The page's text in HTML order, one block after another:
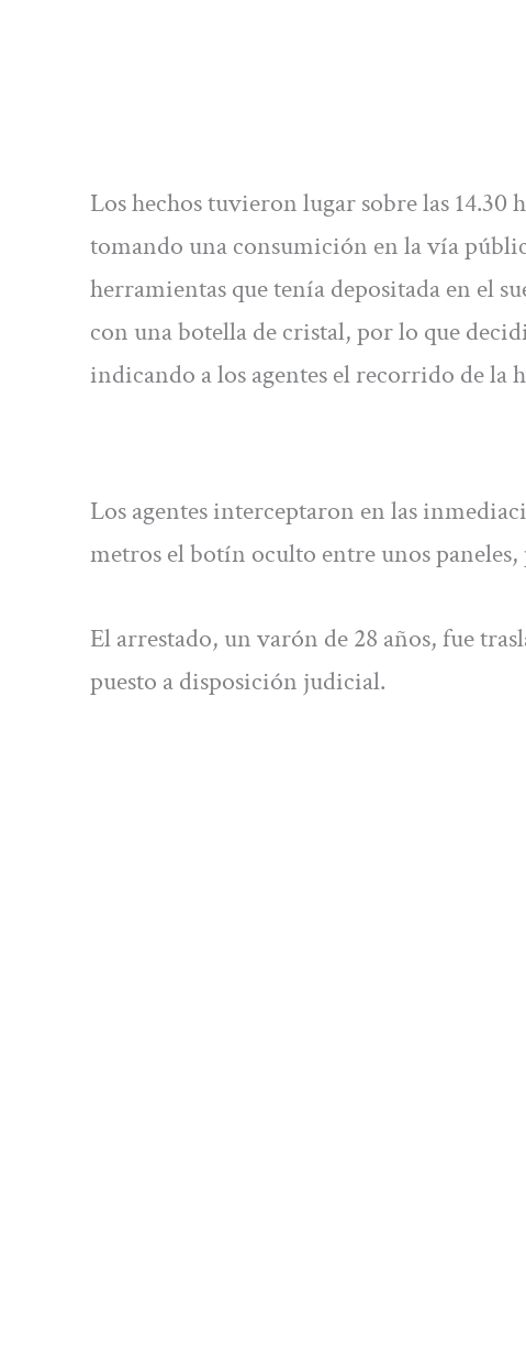
Los hechos tuvieron lugar sobre las
tomando una consumición en la vía
herramientas que tenía depositada en el
con una botella de cristal, por lo que
indicando a los agentes el recorrido de la
Los agentes interceptaron en las
metros el botín oculto entre unos
El arrestado, un varón de 28 años, fue
puesto a disposición judicial.